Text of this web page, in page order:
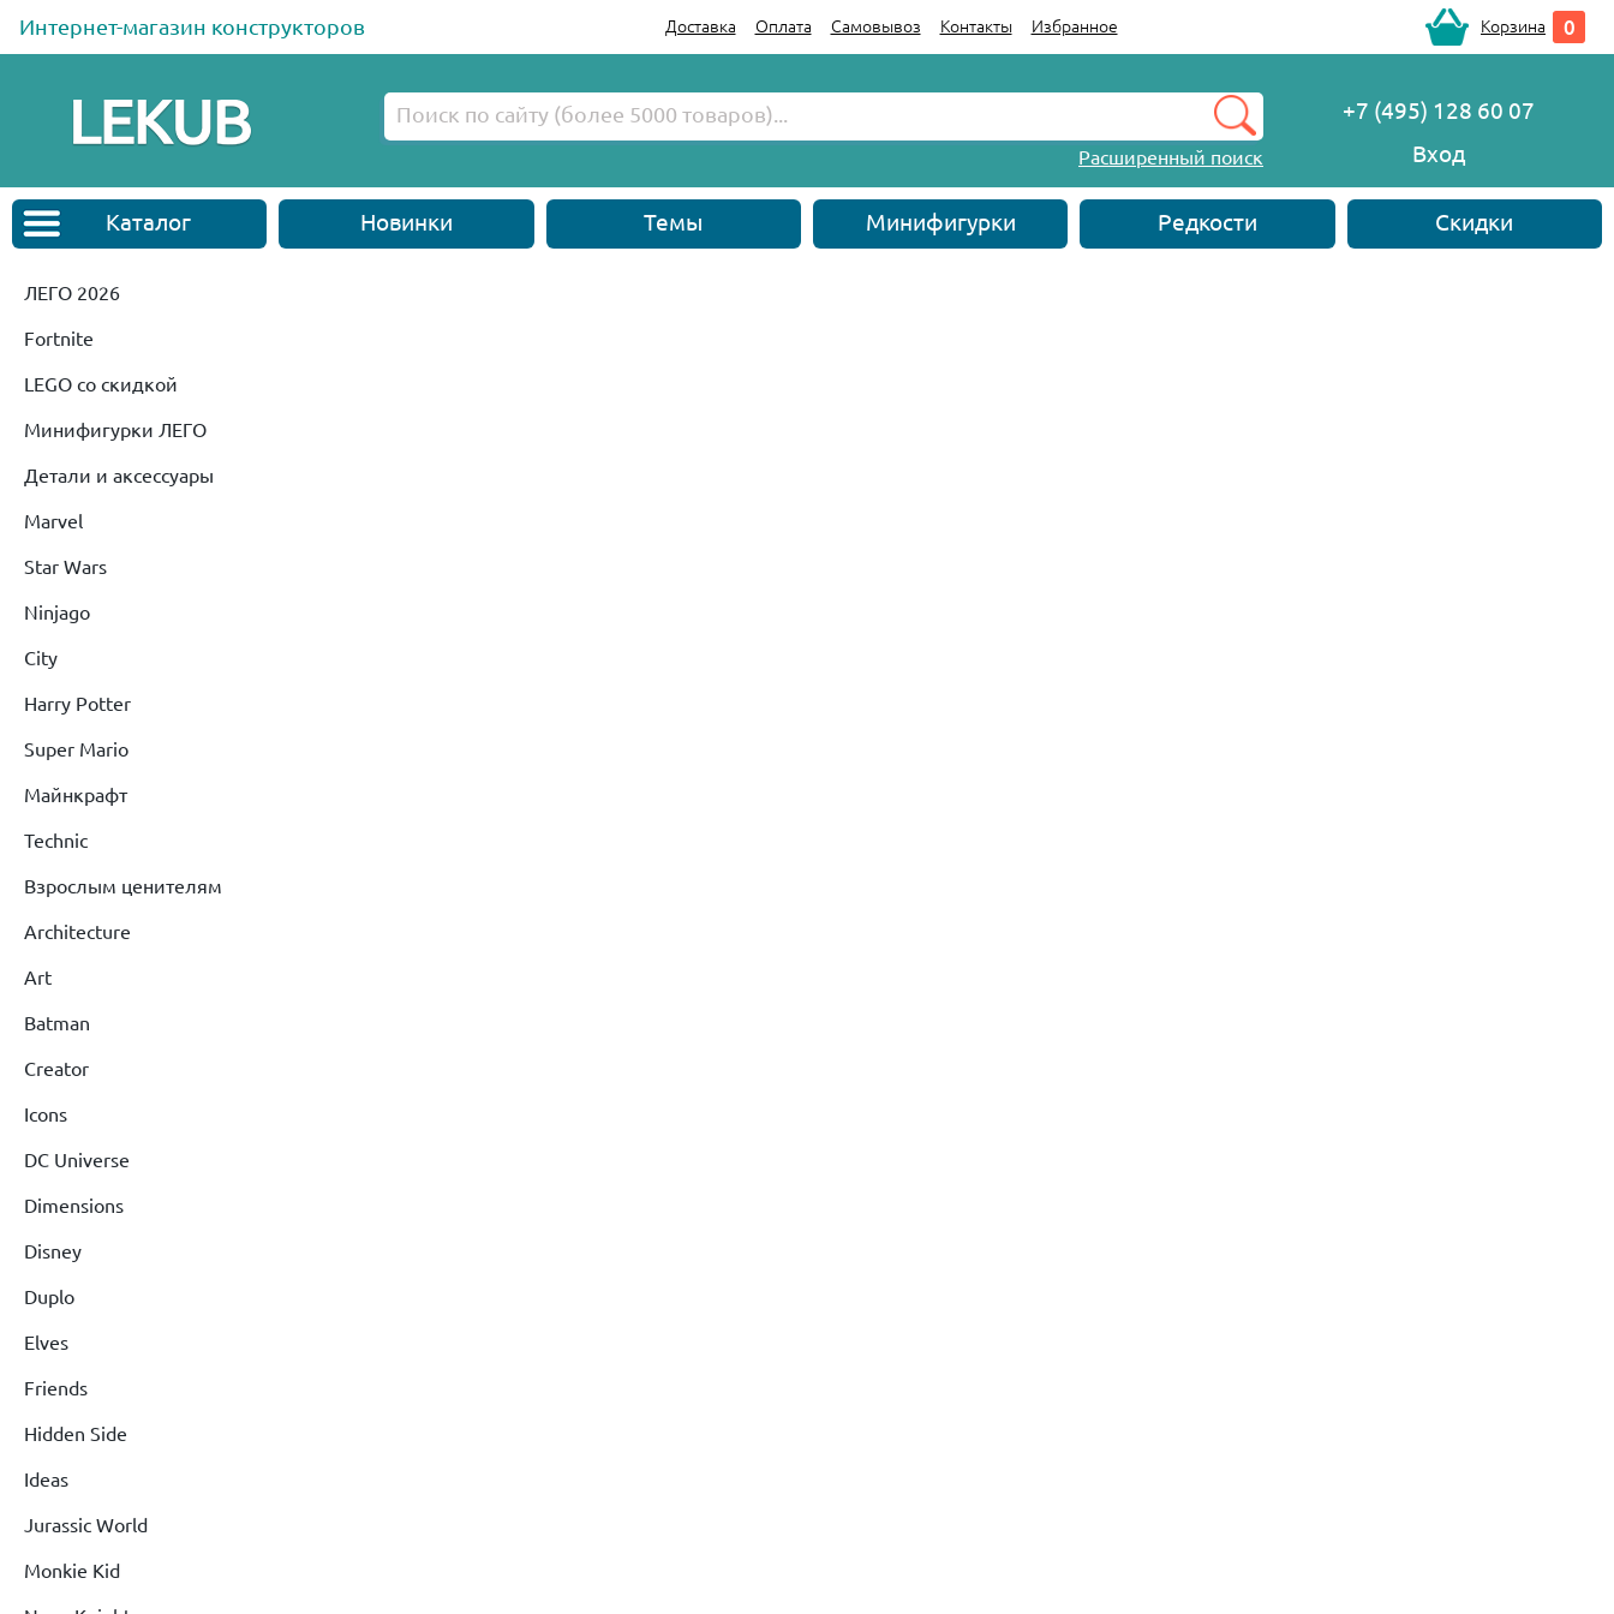
Интернет-магазин конструкторов Доставка Оплата Самовывоз Контакты Избранное Корзина 0
Расширенный поиск
+7 (495) 128 60 07
Вход
Каталог Новинки Темы Минифигурки Редкости Скидки
ЛЕГО 2026
Fortnite
LEGO со скидкой
Минифигурки ЛЕГО
Детали и аксессуары
Marvel
Star Wars
Ninjago
City
Harry Potter
Super Mario
Майнкрафт
Technic
Взрослым ценителям
Architecture
Art
Batman
Creator
Icons
DC Universe
Dimensions
Disney
Duplo
Elves
Friends
Hidden Side
Ideas
Jurassic World
Monkie Kid